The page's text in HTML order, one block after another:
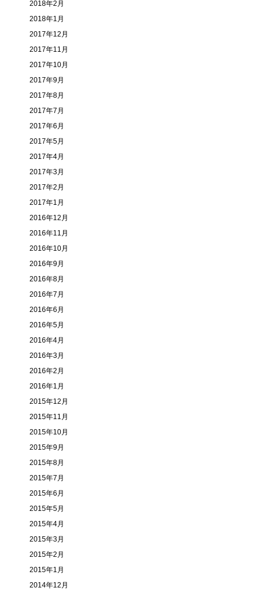
2018年2月
2018年1月
2017年12月
2017年11月
2017年10月
2017年9月
2017年8月
2017年7月
2017年6月
2017年5月
2017年4月
2017年3月
2017年2月
2017年1月
2016年12月
2016年11月
2016年10月
2016年9月
2016年8月
2016年7月
2016年6月
2016年5月
2016年4月
2016年3月
2016年2月
2016年1月
2015年12月
2015年11月
2015年10月
2015年9月
2015年8月
2015年7月
2015年6月
2015年5月
2015年4月
2015年3月
2015年2月
2015年1月
2014年12月